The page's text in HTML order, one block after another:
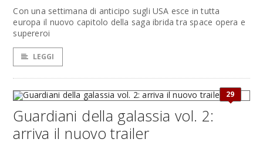
Con una settimana di anticipo sugli USA esce in tutta
europa il nuovo capitolo della saga ibrida tra space opera e
supereroi
LEGGI
29
Guardiani della galassia vol. 2:
arriva il nuovo trailer